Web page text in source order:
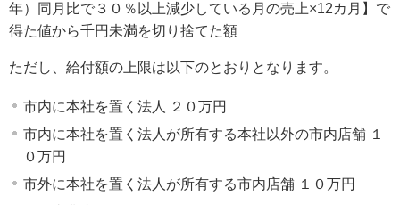
年）同月比で３０％以上減少している月の売上×12カ月】で
得た値から千円未満を切り捨てた額
ただし、給付額の上限は以下のとおりとなります。
市内に本社を置く法人 ２０万円
市内に本社を置く法人が所有する本社以外の市内店舗 １
０万円
市外に本社を置く法人が所有する市内店舗 １０万円